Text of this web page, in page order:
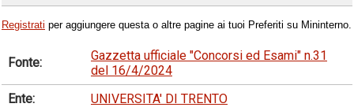
Registrati per aggiungere questa o altre pagine ai tuoi Preferiti su Mininterno.
Fonte:
Gazzetta ufficiale "Concorsi ed Esami" n.31
del 16/4/2024
Ente:
UNIVERSITA' DI TRENTO